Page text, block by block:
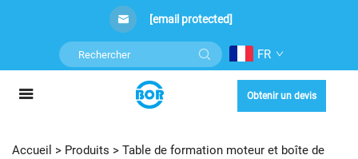
[email protected]
FR
Obtenir un devis
Accueil > Produits > Table de formation moteur et boîte de